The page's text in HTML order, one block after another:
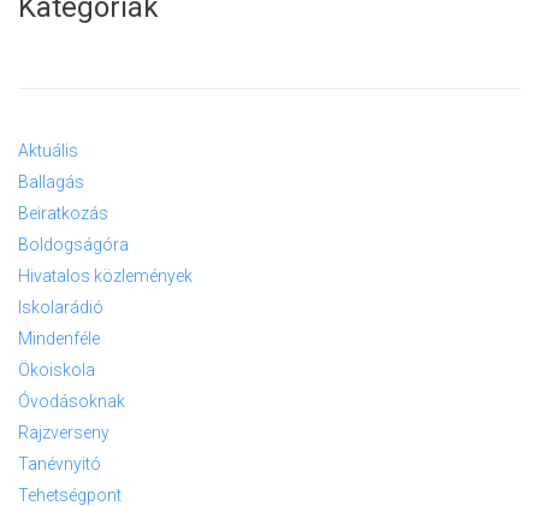
Kategóriák
Aktuális
Ballagás
Beiratkozás
Boldogságóra
Hivatalos közlemények
Iskolarádió
Mindenféle
Ökoiskola
Óvodásoknak
Rajzverseny
Tanévnyitó
Tehetségpont